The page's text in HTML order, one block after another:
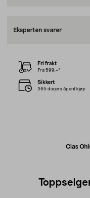
Eksperten svarer
Clas
Fri frakt
Fra 599,–*
Sikkert
365 dagers åpent kjøp